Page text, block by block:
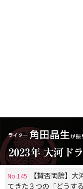
No.145
【賛否両論】
てきた３つの「どうす